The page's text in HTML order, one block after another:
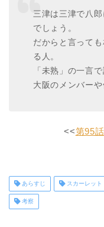
三津は三津で八
でしょう。
だからと言って
る人。
「未熟」の一言
大阪のメンバー
<<第95話
あらすじ スカーレット
考察